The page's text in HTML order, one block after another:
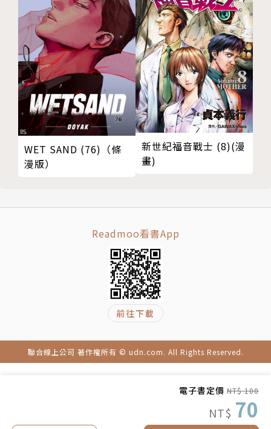
電子書定價 NT$ 100
NT$ 70
WET SAND (76)（條
漫版）
新世紀福音戰士 (8)(漫
畫)
Readmoo看書App
前往下載
聯合線上公司 著作權所有 © udn.com. All Rights Reserved.